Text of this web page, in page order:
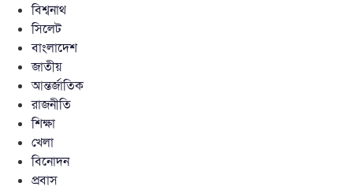
বিশ্বনাথ
সিলেট
বাংলাদেশ
জাতীয়
আন্তর্জাতিক
রাজনীতি
শিক্ষা
খেলা
বিনোদন
প্রবাস